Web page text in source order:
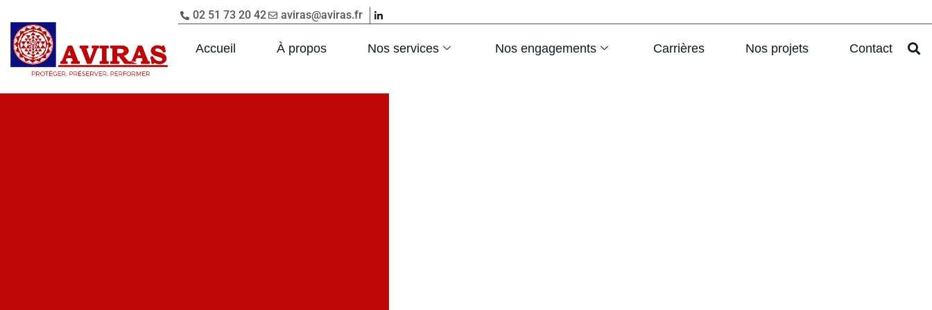
02 51 73 20 42 aviras@aviras.fr
Accueil À propos Nos services Nos engagements Carrières Nos projets Contact